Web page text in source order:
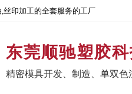
丝印加工的全套服务的工厂
东莞顺驰塑胶
精密模具开发、制造、单双